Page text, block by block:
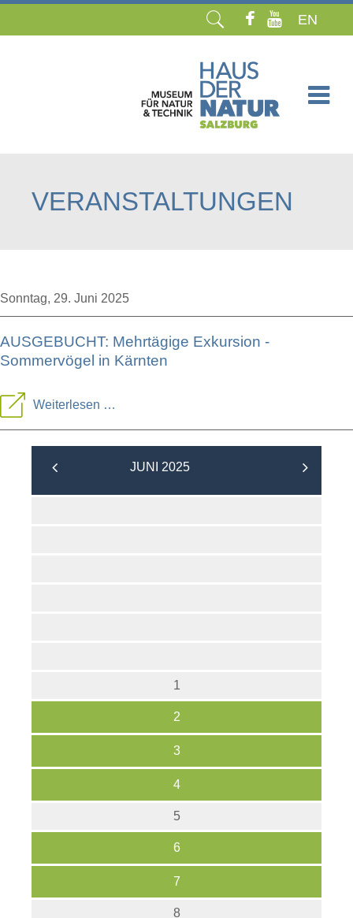
EN
VERANSTALTUNGEN
Sonntag, 29. Juni 2025
AUSGEBUCHT: Mehrtägige Exkursion -
Sommervögel in Kärnten
Weiterlesen …
Mehrtägige
JUNI 2025
1
2
3
4
5
6
7
8